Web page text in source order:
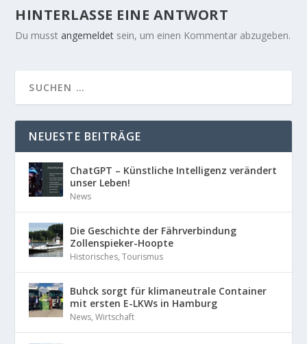
HINTERLASSE EINE ANTWORT
Du musstangemeldet sein, um einen Kommentar abzugeben.
NEUESTE BEITRÄGE
ChatGPT – Künstliche Intelligenz verändert
unser Leben!
News
Die Geschichte der Fährverbindung
Zollenspieker-Hoopte
Historisches,Tourismus
Buhck sorgt für klimaneutrale Container
mit ersten E-LKWs in Hamburg
News,Wirtschaft